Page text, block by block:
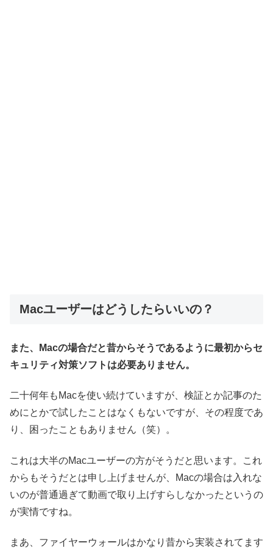
Macユーザーはどうしたらいいの？
また、Macの場合だと昔からそうであるように最初からセ
キュリティ対策ソフトは必要ありません。
二十何年もMacを使い続けていますが、検証とか記事のた
めにとかで試したことはなくもないですが、その程度であ
り、困ったこともありません（笑）。
これは大半のMacユーザーの方がそうだと思います。これ
からもそうだとは申し上げませんが、Macの場合は入れな
いのが普通過ぎて動画で取り上げすらしなかったというの
が実情ですね。
まあ、ファイヤーウォールはかなり昔から実装されてます